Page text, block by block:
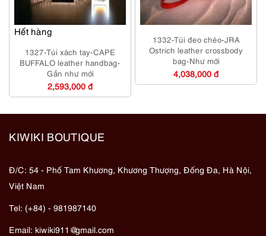
Hết hàng
1327-Túi xách tay-CAPE
BUFFALO leather handbag-
Gần như mới
2,593,000 đ
1332-Túi đeo chéo-JRA
Ostrich leather crossbody
bag-Như mới
4,038,000 đ
KIWIKI BOUTIQUE
Đ/C: 54 - Phố Tam Khương, Khương Thượng, Đống Đa, Hà Nội,
Việt Nam
Tel: (+84) - 981987140
Email: kiwiki911@gmail.com